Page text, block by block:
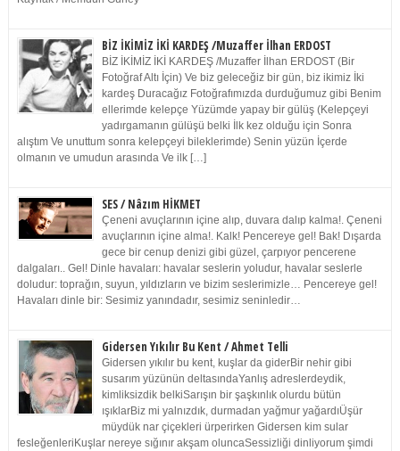
BİZ İKİMİZ İKİ KARDEŞ /Muzaffer İlhan ERDOST
BİZ İKİMİZ İKİ KARDEŞ /Muzaffer İlhan ERDOST (Bir
Fotoğraf Altı İçin) Ve biz geleceğiz bir gün, biz ikimiz İki
kardeş Duracağız Fotoğrafımızda durduğumuz gibi Benim
ellerimde kelepçe Yüzümde yapay bir gülüş (Kelepçeyi
yadırgamanın gülüşü belki İlk kez olduğu için Sonra
alıştım Ve unuttum sonra kelepçeyi bileklerimde) Senin yüzün İçerde
olmanın ve umudun arasında Ve ilk […]
SES / Nâzım HİKMET
Çeneni avuçlarının içine alıp, duvara dalıp kalma!. Çeneni
avuçlarının içine alma!. Kalk! Pencereye gel! Bak! Dışarda
gece bir cenup denizi gibi güzel, çarpıyor pencerene
dalgaları.. Gel! Dinle havaları: havalar seslerin yoludur, havalar seslerle
doludur: toprağın, suyun, yıldızların ve bizim seslerimizle… Pencereye gel!
Havaları dinle bir: Sesimiz yanındadır, sesimiz seninledir…
Gidersen Yıkılır Bu Kent / Ahmet Telli
Gidersen yıkılır bu kent, kuşlar da giderBir nehir gibi
susarım yüzünün deltasındaYanlış adreslerdeydik,
kimliksizdik belkiSarışın bir şaşkınlık olurdu bütün
ışıklarBiz mi yalnızdık, durmadan yağmur yağardıÜşür
müydük nar çiçekleri ürperirken Gidersen kim sular
fesleğenleriKuşlar nereye sığınır akşam oluncaSessizliği dinliyorum şimdi